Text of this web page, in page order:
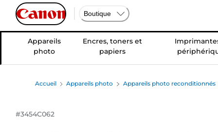
Boutique
Appareils
photo
Encres, toners et
papiers
Accueil Appareils photo Appareils photo reconditionnés
#3454C062